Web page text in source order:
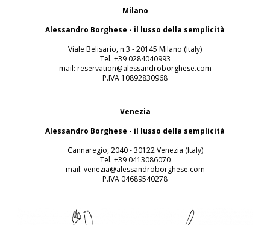
Milano
Alessandro Borghese - il lusso della semplicità
Viale Belisario, n.3 - 20145 Milano (Italy)
Tel. +39 0284040993
mail: reservation@alessandroborghese.com
P.IVA 10892830968
Venezia
Alessandro Borghese - il lusso della semplicità
Cannaregio, 2040 - 30122 Venezia (Italy)
Tel. +39 0413086070
mail: venezia@alessandroborghese.com
P.IVA 04689540278